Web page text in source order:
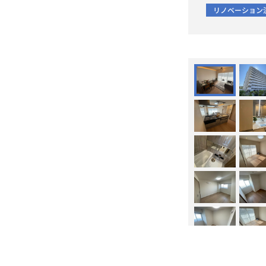
リノベーション